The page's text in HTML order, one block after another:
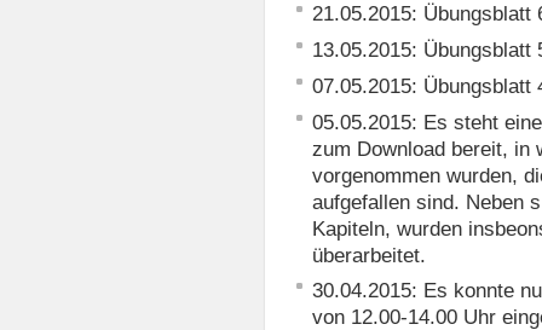
21.05.2015:
13.05.2015:
07.05.2015:
05.05.2015: Es steht
zum Download bereit, in
vorgenommen wurden,
aufgefallen sind. Neben
Kapiteln, wurden
überarbeitet.
30.04.2015: Es konnte
von 12.00-14.00 Uhr